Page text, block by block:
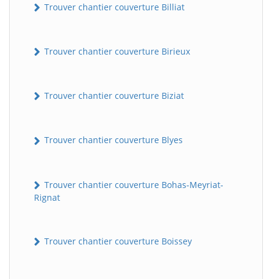
Trouver chantier couverture Billiat
Trouver chantier couverture Birieux
Trouver chantier couverture Biziat
Trouver chantier couverture Blyes
Trouver chantier couverture Bohas-Meyriat-
Rignat
Trouver chantier couverture Boissey